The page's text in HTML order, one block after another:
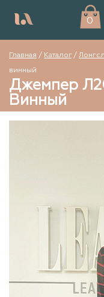
0
Главная / Каталог/
винный
Джемпер
Винный